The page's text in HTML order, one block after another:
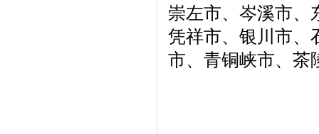
崇左市、岑溪市、
凭祥市、银川市、
市、青铜峡市、茶